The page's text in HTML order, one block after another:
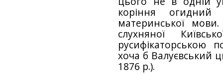
коріння огидний
материнської
слухняної
русифікаторською
хоча б Валуєвський
1876 p.).